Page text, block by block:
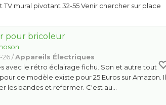
mural pivotant 32-55 Venir chercher sur place
pour bricoleur
26 /Appareils Électriques
avec le rétro éclairage fichu. Son et autre tout
ce modèle existe pour 25 Euros sur Amazon. Il
les bandes et refermer. C'est au…